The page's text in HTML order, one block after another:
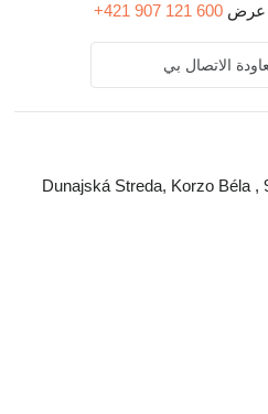
عرض +421 907 121 600
الاتصال بي
سلوفاكيا, 92901 , Dunajská Streda, Korzo Béla